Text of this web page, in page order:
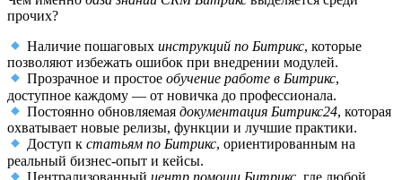
прочих?
Наличие пошаговыхинструкций по Битрикс, которые
позволяют избежать ошибок при внедрении модулей.
Прозрачное и простоеобучение работе в Битрикс,
доступное каждому — от новичка до профессионала.
Постоянно обновляемаядокументация Битрикс24, которая
охватывает новые релизы, функции и лучшие практики.
Доступ кстатьям по Битрикс, ориентированным на
реальный бизнес-опыт и кейсы.
Централизованныйцентр помощи Битрикс, где любой